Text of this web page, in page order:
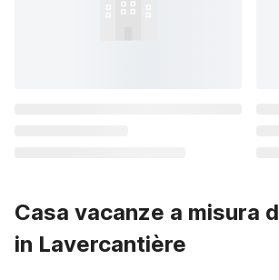
Casa vacanze a misura
in Lavercantière